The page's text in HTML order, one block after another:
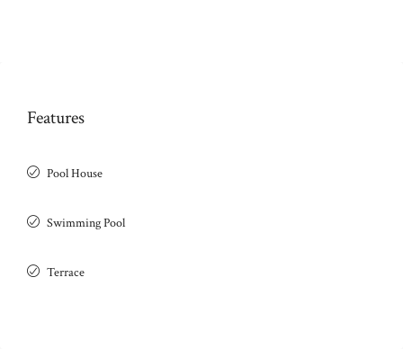
Features
Pool House
Swimming Pool
Terrace